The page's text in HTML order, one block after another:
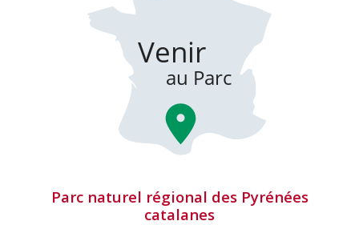
Parc naturel régional des Pyrénées
catalanes